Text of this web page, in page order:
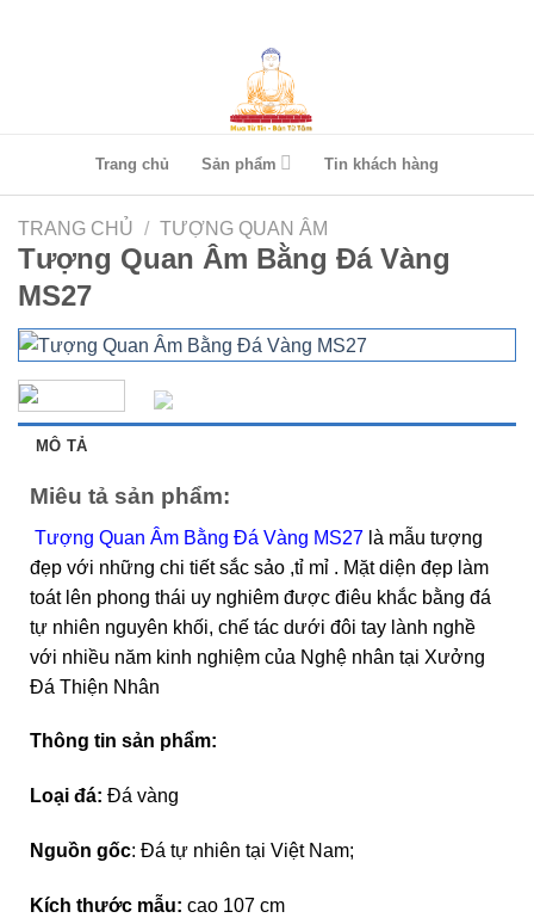
Trang chủ Sản phẩm Tin khách hàng
TRANG CHỦ / TƯỢNG QUAN ÂM
Tượng Quan Âm Bằng Đá Vàng
MS27
MÔ TẢ
Miêu tả sản phẩm:
Tượng Quan Âm Bằng Đá Vàng MS27 là mẫu tượng
đẹp với những chi tiết sắc sảo ,tỉ mỉ . Mặt diện đẹp làm
toát lên phong thái uy nghiêm được điêu khắc bằng đá
tự nhiên nguyên khối, chế tác dưới đôi tay lành nghề
với nhiều năm kinh nghiệm của Nghệ nhân tại Xưởng
Đá Thiện Nhân
Thông tin sản phẩm:
Loại đá: Đá vàng
Nguồn gốc: Đá tự nhiên tại Việt Nam;
Kích thước mẫu: cao 107 cm